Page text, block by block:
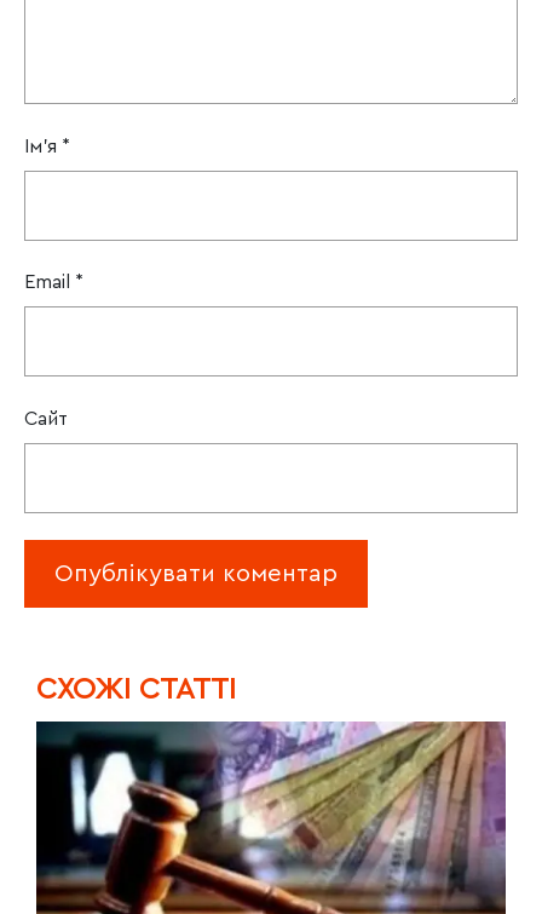
Ім'я *
Email *
Сайт
CХОЖІ СТАТТІ